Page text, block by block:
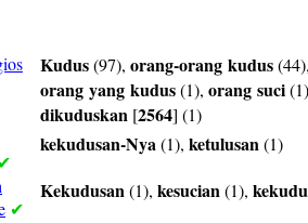
Kudus(97), orang-orang kudus(44),
orang yang kudus(1), orang suci
dikuduskan [2564] (1)
✔
kekudusan-Nya(1), ketulusan(1)
✔
Kekudusan(1), kesucian(1),